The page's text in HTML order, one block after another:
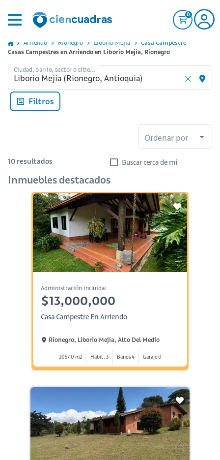
0
Arriendo Rionegro Liborio Mejia
Casa Campestre
Casas Campestres en Arriendo en Liborio Mejia, Rionegro
Ciudad, barrio, sector o sitio...
Filtros
Ordenar por
10 resultados Buscar cerca de mi
Inmuebles destacados
Administración incluida:
$13,000,000
Casa Campestre En Arriendo
Rionegro, Liborio Mejia, Alto Del Medio
2057.0 m2 Habit. 3 Baños 4 Garaje 0